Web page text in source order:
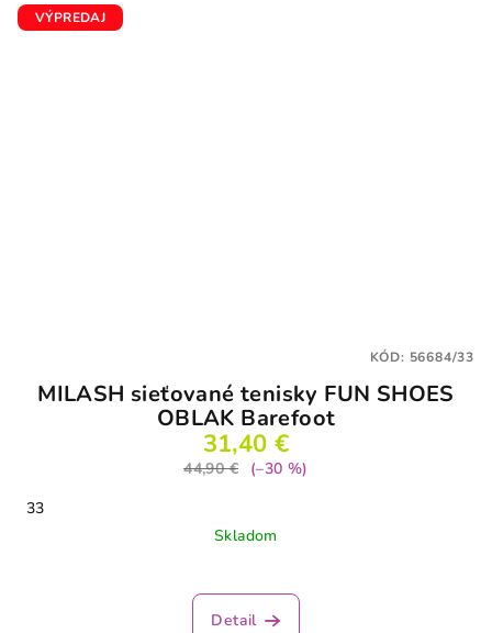
VÝPREDAJ
MILASH sieťované tenisky FUN SHOES
OBLAK Barefoot
31,40 €
44,90 €
(–30 %)
33
Skladom
Detail
KÓD: 56684/33